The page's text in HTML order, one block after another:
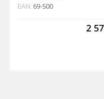
EAN: 69-500
2